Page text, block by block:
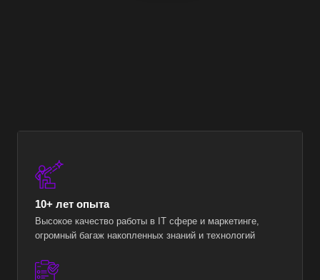
10+ лет опыта
Высокое качество работы в IT сфере и маркетинге,
огромный багаж накопленных знаний и технологий